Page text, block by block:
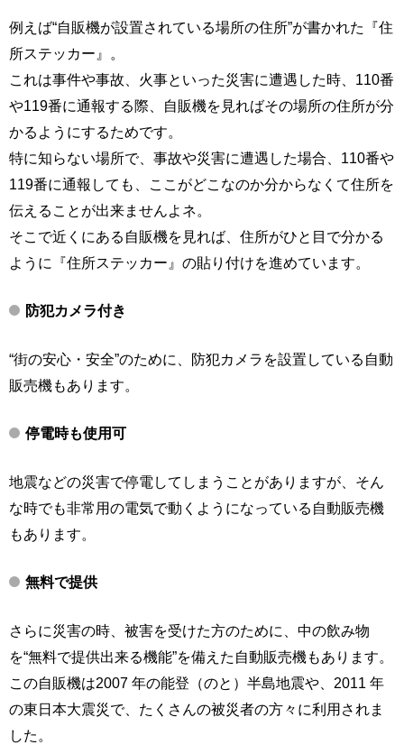
例えば“自販機が設置されている場所の住所”が書かれた『住
所ステッカー』。
これは事件や事故、火事といった災害に遭遇した時、110番
や119番に通報する際、自販機を見ればその場所の住所が分
かるようにするためです。
特に知らない場所で、事故や災害に遭遇した場合、110番や
119番に通報しても、ここがどこなのか分からなくて住所を
伝えることが出来ませんよネ。
そこで近くにある自販機を見れば、住所がひと目で分かる
ように『住所ステッカー』の貼り付けを進めています。
防犯カメラ付き
“街の安心・安全”のために、防犯カメラを設置している自動
販売機もあります。
停電時も使用可
地震などの災害で停電してしまうことがありますが、そん
な時でも非常用の電気で動くようになっている自動販売機
もあります。
無料で提供
さらに災害の時、被害を受けた方のために、中の飲み物
を“無料で提供出来る機能”を備えた自動販売機もあります。
この自販機は2007 年の能登（のと）半島地震や、2011 年
の東日本大震災で、たくさんの被災者の方々に利用されま
した。